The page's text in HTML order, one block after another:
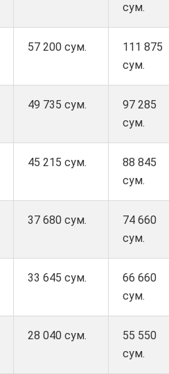
сум.
57 200 сум.
111 875
сум.
49 735 сум.
97 285
сум.
45 215 сум.
88 845
сум.
37 680 сум.
74 660
сум.
33 645 сум.
66 660
сум.
28 040 сум.
55 550
сум.